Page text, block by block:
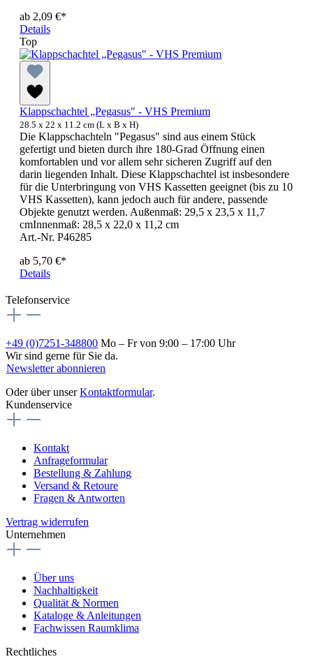
ab 2,09 €*
Details
Top
Klappschachtel „Pegasus" - VHS Premium
28.5 x 22 x 11.2 cm (L x B x H)
Die Klappschachteln "Pegasus" sind aus einem Stück
gefertigt und bieten durch ihre 180-Grad Öffnung einen
komfortablen und vor allem sehr sicheren Zugriff auf den
darin liegenden Inhalt. Diese Klappschachtel ist insbesondere
für die Unterbringung von VHS Kassetten geeignet (bis zu 10
VHS Kassetten), kann jedoch auch für andere, passende
Objekte genutzt werden. Außenmaß: 29,5 x 23,5 x 11,7
cmInnenmaß: 28,5 x 22,0 x 11,2 cm
Art.-Nr. P46285
ab 5,70 €*
Details
Telefonservice
+49 (0)7251-348800 Mo – Fr von 9:00 – 17:00 Uhr
Wir sind gerne für Sie da.
Newsletter abonnieren
Oder über unserKontaktformular.
Kundenservice
Kontakt
Anfrageformular
Bestellung & Zahlung
Versand & Retoure
Fragen & Antworten
Vertrag widerrufen
Unternehmen
Über uns
Nachhaltigkeit
Qualität & Normen
Kataloge & Anleitungen
Fachwissen Raumklima
Rechtliches